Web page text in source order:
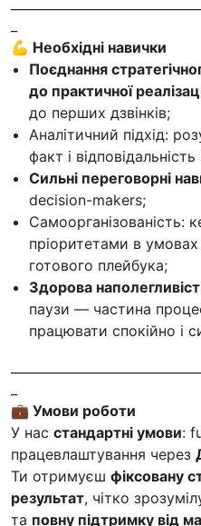
💪 Необхідні навички
Поєднання
до практичної
до перших дзвінків;
Аналітичний підхід:
факт і
Сильні переговорні
decision-makers;
Самоорганізованість:
пріоритетами в умовах
готового плейбука;
Здорова
паузи — частина
працювати спокійно і
💼 Умови роботи
У нас стандартні умови:
працевлаштування через
Ти отримуєш фіксовану
результат, чітко
та повну підтримку від